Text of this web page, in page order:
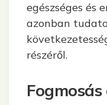
egészséges és
azonban
részéről.